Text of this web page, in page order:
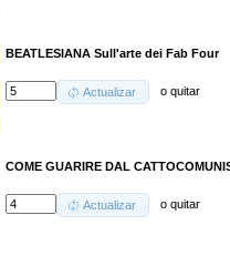
BEATLESIANA Sull'arte dei Fab Four
Actualizar oquitar
COME GUARIRE DAL
Actualizar oquitar